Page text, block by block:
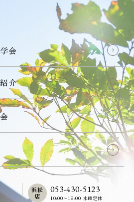
会
介
053-430-5123
10:00〜19:00 水曜定休
浜松
店